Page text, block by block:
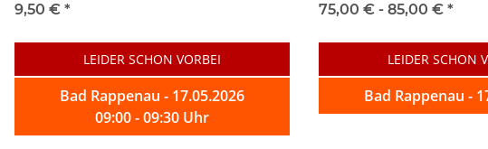
9,50 € *
LEIDER SCHON VORBEI
Bad Rappenau - 17.05.2026
09:00 - 09:30 Uhr
75,00 € - 85,00 € *
LEIDER SCHON
Bad Rappenau -